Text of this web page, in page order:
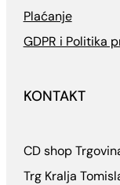
Plaćanje
GDPR i Politika
KONTAKT
CD shop
Trg Kralja